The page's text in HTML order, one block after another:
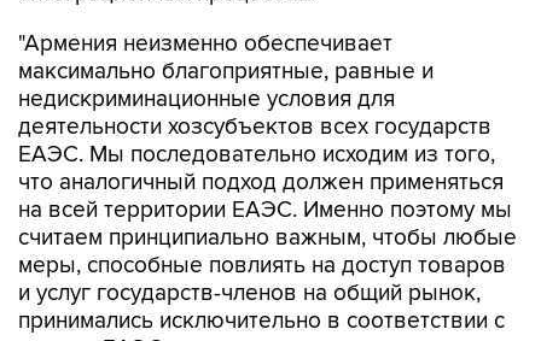
"Армения неизменно обеспечивает
максимально благоприятные, равные и
недискриминационные условия для
деятельности хозсубъектов всех государств
ЕАЭС. Мы последовательно исходим из того,
что аналогичный подход должен применяться
на всей территории ЕАЭС. Именно поэтому мы
считаем принципиально важным, чтобы любые
меры, способные повлиять на доступ товаров
и услуг государств-членов на общий рынок,
принимались исключительно в соответствии с